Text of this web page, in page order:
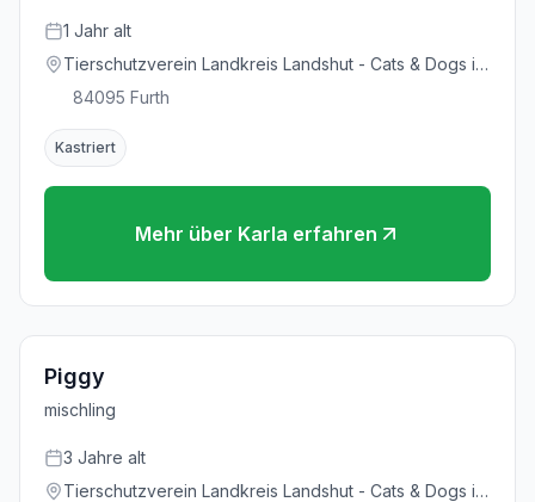
1 Jahr alt
Tierschutzverein Landkreis Landshut - Cats & Dogs in
Not e.V.
84095 Furth
Kastriert
Mehr über Karla erfahren
Piggy
mischling
3 Jahre alt
Tierschutzverein Landkreis Landshut - Cats & Dogs in